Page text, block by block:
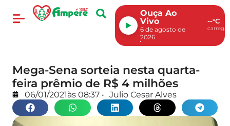
Ouça Ao
Vivo
6 de agosto de
2026
--°C
Mega-Sena sorteia nesta quarta-
feira prêmio de R$ 4 milhões
06/01/2021às 08:37 • Julio Cesar Alves